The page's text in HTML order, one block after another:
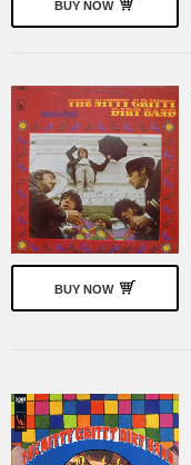
BUY NOW
BUY NOW